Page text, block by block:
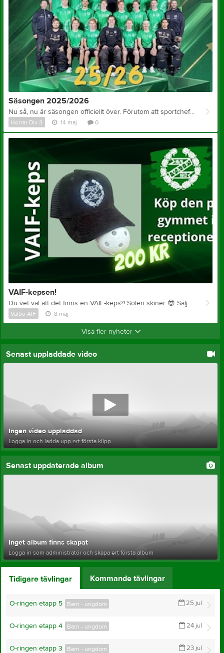
Säsongen 2025/2026
Nu så, nu är säsongen officiellt över. Förutom att sportchefen arrangerat någon form av tillställning inom kort…. I augusti 2025 hade vi genomfört en något försenad försäsong och inomhusträningarna tog vid på allvar. En utökad ledarstab, 15 nya ansikten med bläck på pappret och det var egentligen uppdukat för ovisshet. Låt vilket lag eller företag testa på den omorganisationen, det finns att jobba med om vi säger som så. Men inom denna grupp fanns redan ett tydligt fokus, en målbild och en fruktansvärd tävlingsanda vilket innebär att vi kunde fokusera på ett byte i taget med bollen istället för annat….det kom av sig själv helt enkelt. Det blev trots allt en framgångssaga utan dess like. Visst kan man vara besviken på att en seger till i serien hade inneburit något annat, en stolpe från DM-final och en dålig start i kvalet satte käppar i hjulet för kvalserien. Men vi behöver blicka större och bredare och då kan man inte annat än att vara nöjd ur ett helhetsperspektiv. Vi är redo för en ny säsong (typ nyss?) och det är bara att hoppas att sommaren är över snabbt så vi kan komma igång igen. Blickarna riktas framåt och lagbygget formas och gjuts av sportchef och styrelse och inom kort kommer mer info om det. För oss ledare kommer uppehållet som ett startskott att påbörja sena kvällar med analyser, hjärngympa och utformandet av nya idéer, vilket vi gör tillsammans ett tag till. Herrlaget säger stort tack till er alla som hjälper oss, stöttar och hejar på oss. Vi ses i en hall som doftar klor och med en ny matta i höst
Herrar Div 3 14 maj 0
VAIF-kepsen!
Du vet väl att det finns en VAIF-keps?! Solen skiner 😎 Säljs i receptionen på Valbo Gym&Fitness. Öppet vardagar kl 17-20. Betalning via Swish i kassan.
Valbo AIF 8 maj
Visa fler nyheter
Senast uppladdade video
Ingen video uppladdad
Logga in och ladda upp ert första klipp
Senast uppdaterade album
Inget album finns skapat
Logga in som administratör och skapa ert första album
Tidigare tävlingar Kommande tävlingar
25 jul
Barn - ungdom
O-ringen etapp 5
24 jul
Barn - ungdom
O-ringen etapp 4
23 jul
Barn - ungdom
O-ringen etapp 3